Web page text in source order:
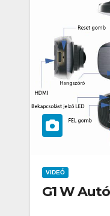
VIDEÓ
G1 W